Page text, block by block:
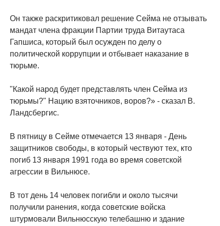
Он также раскритиковал решение Сейма не отзывать
мандат члена фракции Партии труда Витаутаса
Гапшиса, который был осужден по делу о
политической коррупции и отбывает наказание в
тюрьме.
"Какой народ будет представлять член Сейма из
тюрьмы?" Нацию взяточников, воров?» - сказал В.
Ландсбергис.
В пятницу в Сейме отмечается 13 января - День
защитников свободы, в который чествуют тех, кто
погиб 13 января 1991 года во время советской
агрессии в Вильнюсе.
В тот день 14 человек погибли и около тысячи
получили ранения, когда советские войска
штурмовали Вильнюсскую телебашню и здание